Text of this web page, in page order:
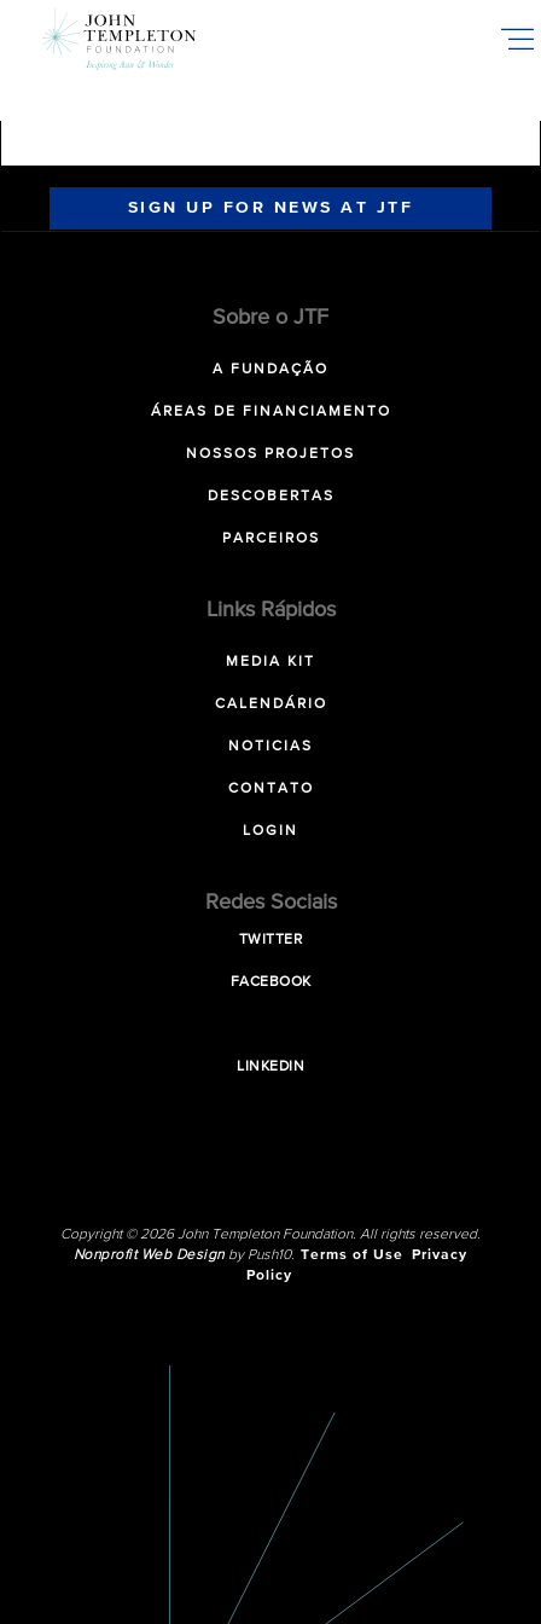
SIGN UP FOR NEWS AT JTF
Sobre o JTF
A FUNDAÇÃO
ÁREAS DE FINANCIAMENTO
NOSSOS PROJETOS
DESCOBERTAS
PARCEIROS
Links Rápidos
MEDIA KIT
CALENDÁRIO
NOTICIAS
CONTATO
LOGIN
Redes Sociais
TWITTER
FACEBOOK
LINKEDIN
Copyright © 2026 John Templeton Foundation. All rights reserved.
Nonprofit Web Designby Push10. Terms of Use
Privacy
Policy